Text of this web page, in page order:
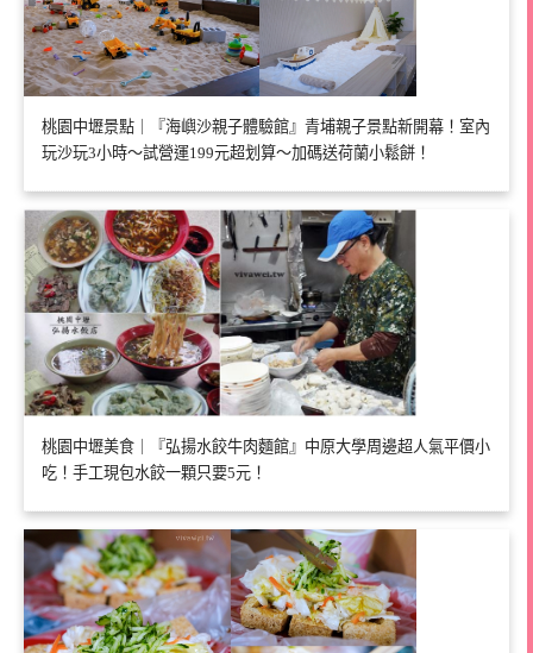
桃園中壢景點｜『海嶼沙親子體驗館』青埔親子景點新開幕！室內
玩沙玩3小時～試營運199元超划算～加碼送荷蘭小鬆餅！
桃園中壢美食｜『弘揚水餃牛肉麵館』中原大學周邊超人氣平價小
吃！手工現包水餃一顆只要5元！